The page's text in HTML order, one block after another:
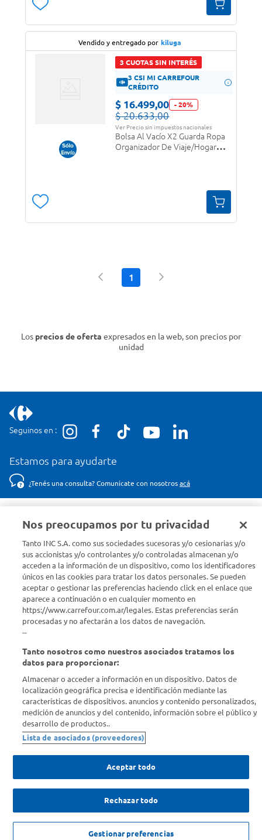
Vendido y entregado por kiluga
3 CUOTAS SIN INTERÉS
3 CSI MI CARREFOUR
CRÉDITO
$ 16.499,00 -20%
$ 20.633,00
Ver Precio sin impuestos nacionales
Bolsa Al Vacío X2 Guarda Ropa
Organizador De Viaje/Hogar
1
Los precios de oferta expresados en la web, son precios por
unidad
Seguinos en :
Estamos para ayudarte
¿Tenés una consulta? Comunicate con nosotros acá
Conocenos
Info útil
Comprá Online
Dejanos tu mail para recibir todas las ofertas y promociones antes
que nadie.
Provincia
Copyright 2026 ©Carrefour. Todos los derechos reservados |
Nos preocupamos por tu privacidad
Tanto INC S.A. como sus sociedades sucesoras y/o cesionarias y/o
sus accionistas y/o controlantes y/o controladas almacenan y/o
acceden a la información de un dispositivo, como los identificadores
únicos en las cookies para tratar los datos personales. Se pueden
aceptar o gestionar las preferencias haciendo click en el enlace que
aparece a continuación o en cualquier momento en
https://www.carrefour.com.ar/legales. Estas preferencias serán
procesadas y no afectarán a los datos de navegación.
--
Tanto nosotros como nuestros asociados tratamos los
datos para proporcionar:
Almacenar o acceder a información en un dispositivo. Datos de
localización geográfica precisa e identificación mediante las
características de dispositivos. anuncios y contenido personalizados,
medición de anuncios y del contenido, información sobre el público y
desarrollo de productos..
Lista de asociados (proveedores)
Aceptar todo
Rechazar todo
Gestionar preferencias